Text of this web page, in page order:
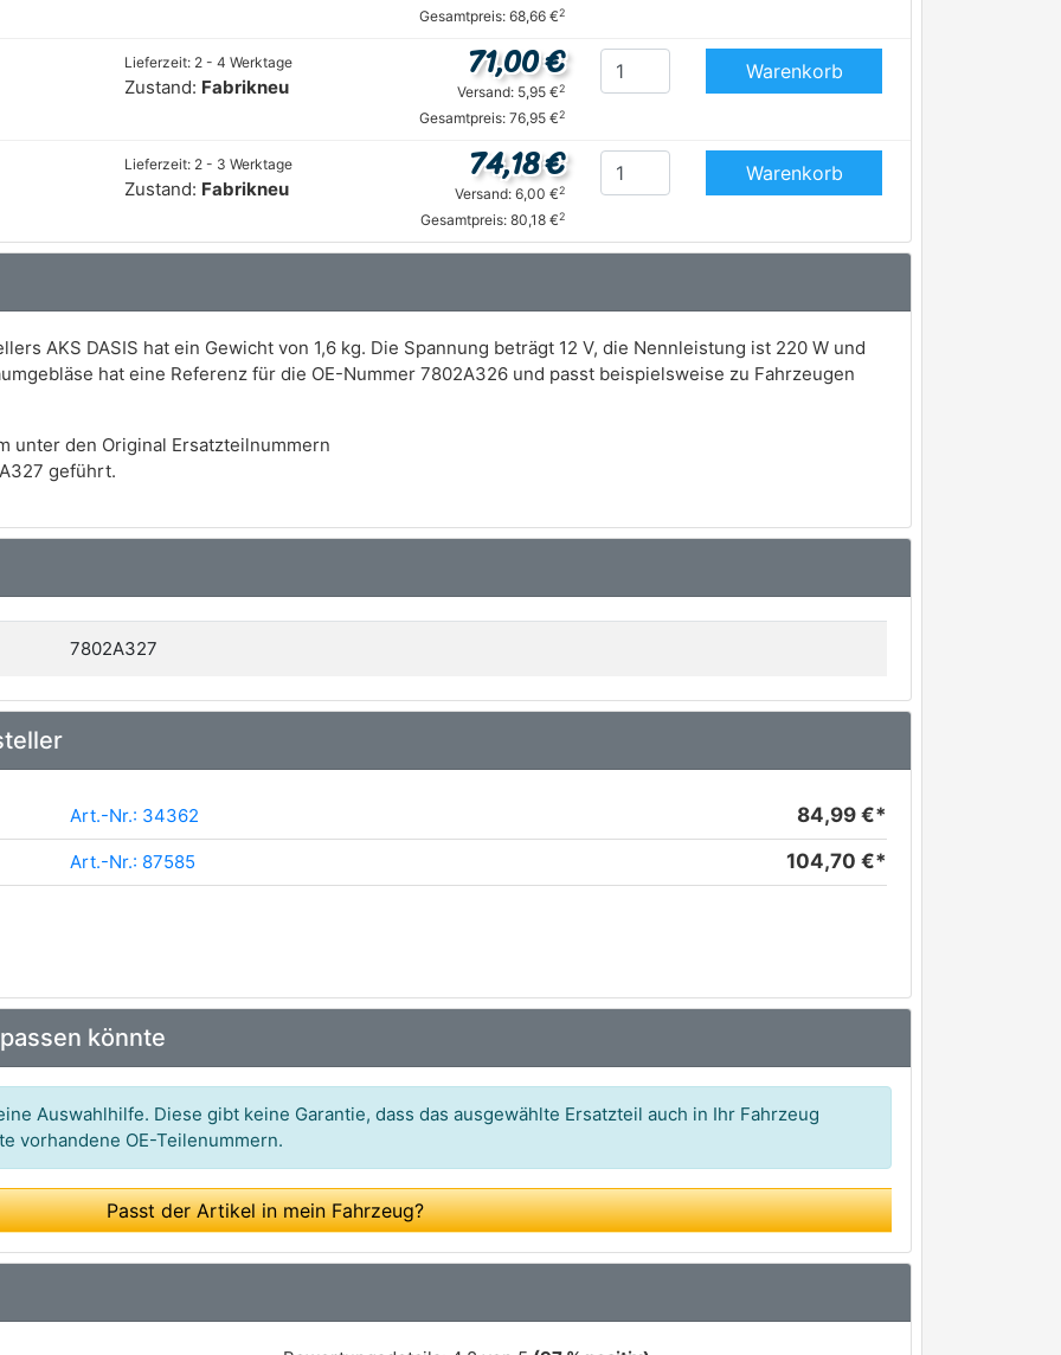
Gesamtpreis: 68,66 €2
Lieferzeit: 2 - 4 Werktage
Zustand: Fabrikneu
71,00 €
Versand: 5,95 €2
Gesamtpreis: 76,95 €2
Warenkorb
Lieferzeit: 2 - 3 Werktage
Zustand: Fabrikneu
74,18 €
Versand: 6,00 €2
Gesamtpreis: 80,18 €2
Warenkorb
AKS DASIS hat ein Gewicht von 1,6 kg. Die Spannung beträgt 12 V, die Nennleistung ist 220 W und
hat eine Referenz für die OE-Nummer 7802A326 und passt beispielsweise zu Fahrzeugen
unter den Original Ersatzteilnummern
geführt.
7802A327
Art.-Nr.: 34362 84,99 €*
Art.-Nr.: 87585 104,70 €*
könnte
Auswahlhilfe. Diese gibt keine Garantie, dass das ausgewählte Ersatzteil auch in Ihr Fahrzeug
vorhandene OE-Teilenummern.
Passt der Artikel in mein Fahrzeug?